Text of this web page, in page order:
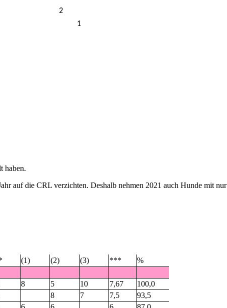
2
1
haben.
auf die CRL verzichten. Deshalb nehmen 2021 auch Hunde mit nur
(1) (2) (3) ***
%
8 5 10 7,67
100,0
8 7 7,5
93,5